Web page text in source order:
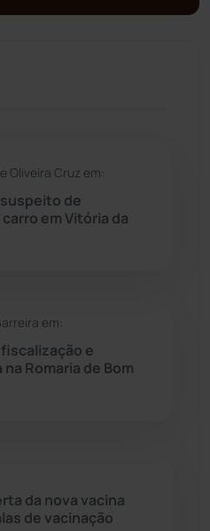
Oliveira Cruz em:
de
em Vitória da
em:
e
Romaria de Bom
da nova vacina
de vacinação